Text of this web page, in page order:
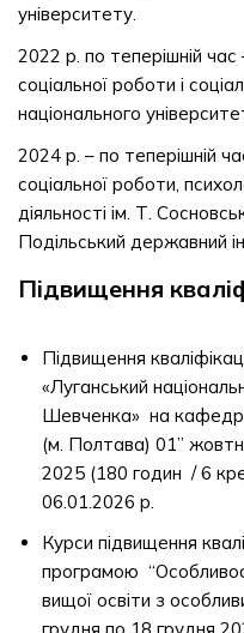
університету.
2022 р. по теперішній
соціальної роботи і
національного
2024 р. – по теперішній
соціальної роботи,
діяльності ім. Т.
Подільський державний
Підвищення
Підвищення
«Луганський
Шевченка» на кафедрі
(м. Полтава) 01”
2025 (180 годин / 6
06.01.2026 р.
Курси підвищення
програмою
вищої освіти з